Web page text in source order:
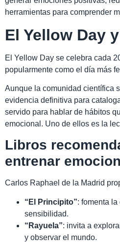
herramientas para comprender
El Yellow Day
El Yellow Day se celebra cada
popularmente como el día más
Aunque la comunidad científica
evidencia definitiva para
servido para hablar de hábitos
emocional. Uno de ellos es la
Libros
entrenar
Carlos Raphael de la Madrid
“El Principito”: fomenta
sensibilidad.
“Rayuela”: invita a
y observar el mundo.